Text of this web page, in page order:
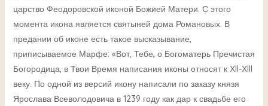
царство Феодоровской иконой Божией Матери. С этого
момента икона является святыней дома Романовых. В
предании об иконе есть такое высказывание,
приписываемое Марфе: «Вот, Тебе, о Богоматерь Пречистая
Богородица, в Твои Время написания иконы относят к ХII-ХIII
веку. По одной из версий икону написали по заказу князя
Ярослава Всеволодовича в 1239 году как дар к свадьбе его